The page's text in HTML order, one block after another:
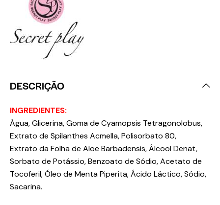
DESCRIÇÃO
INGREDIENTES:
Água, Glicerina, Goma de Cyamopsis Tetragonolobus,
Extrato de Spilanthes Acmella, Polisorbato 80,
Extrato da Folha de Aloe Barbadensis, Álcool Denat,
Sorbato de Potássio, Benzoato de Sódio, Acetato de
Tocoferil, Óleo de Menta Piperita, Ácido Láctico, Sódio,
Sacarina.